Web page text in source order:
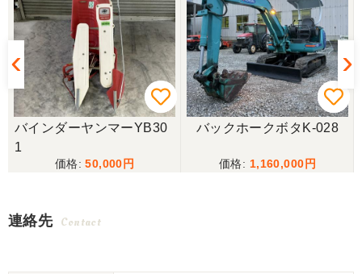
バインダーヤンマーYB30
1
50,000
バックホークボタK-028
1,160,000
連絡先 Contact